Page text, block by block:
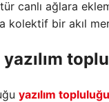
canlı ağlara
kolektif bir akıl
yazılım topluluğu